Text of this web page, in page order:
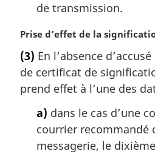
de transmission.
N
t
e
m
Prise d’effet de la
(3) En l’absence
de certificat de
prend effet à l’une des
a) dans le cas d’une
courrier recommandé
messagerie, le